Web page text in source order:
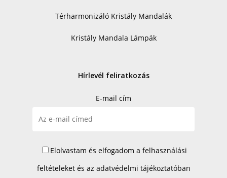
Térharmonizáló Kristály Mandalák
Kristály Mandala Lámpák
Hírlevél feliratkozás
E-mail cím
Elolvastam és elfogadom a felhasználási
feltételeket és az adatvédelmi tájékoztatóban